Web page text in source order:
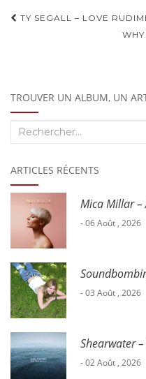
Navigation
TY SEGALL – LOVE
TROUVER UN ALBUM, UN
Recherche
ARTICLES RÉCENTS
Mica Millar –
- 06 Août , 2026
- 03 Août , 2026
Shearwater
- 02 Août , 2026